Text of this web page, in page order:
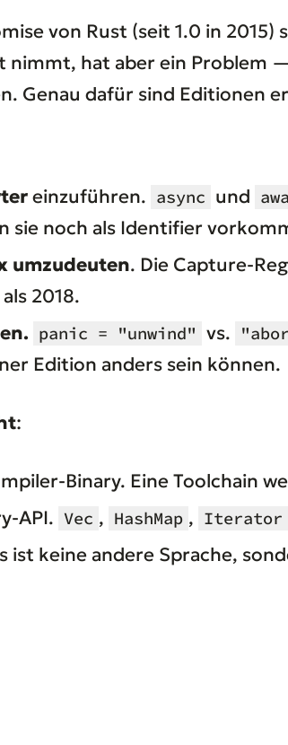
von Rust (seit 1.0 in
nimmt, hat aber ein Problem
Genau dafür sind Editionen
einzuführen. async und
sie noch als Identifier
umzudeuten. Die Capture-
2018.
panic = "unwind" vs.
Edition anders sein können.
:
Binary. Eine Toolchain
API. Vec , HashMap , Iterator
ist keine andere Sprache,